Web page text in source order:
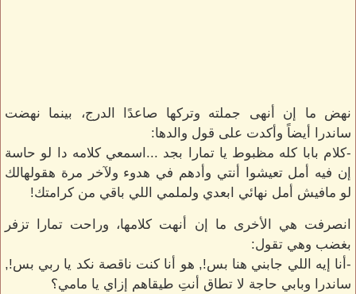
نهض ما إن أنهى جملته وتركها صاعدًا الدرج، بينما نهضت
ساندرا أيضاً وأكدت على قول والدها:
-كلام بابا كله مظبوط يا تمارا بجد ...اسمعي كلامه دا لو حاسة
إن فيه أمل تعيشوا أنتي وأدهم في هدوء ولآخر مرة هقولهالك
لو مافيش أمل نهائي ابعدي ولملمي اللي باقي من كرامتك!
انصرفت هي الأخرى ما إن أنهت كلامها، وراحت تمارا تزفر
بغضب وهي تقول:
-أنا إيه اللي جابني هنا بس!, هو أنا كنت ناقصة نكد يا ربي بس!,
ساندرا وبابي حاجة لا تطاق أنتِ طيقاهم إزاي يا مامي؟